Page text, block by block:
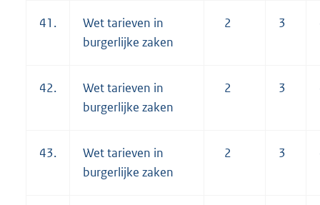
41.
Wet tarieven in
burgerlijke zaken
2 3
42.
Wet tarieven in
burgerlijke zaken
2 3
43.
Wet tarieven in
burgerlijke zaken
2 3